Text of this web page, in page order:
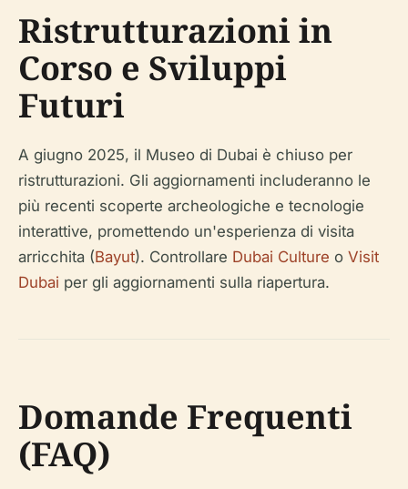
Ristrutturazioni in
Corso e Sviluppi
Futuri
A giugno 2025, il Museo di Dubai è chiuso per
ristrutturazioni. Gli aggiornamenti includeranno le
più recenti scoperte archeologiche e tecnologie
interattive, promettendo un'esperienza di visita
arricchita (Bayut). Controllare Dubai Culture o Visit
Dubai per gli aggiornamenti sulla riapertura.
Domande Frequenti
(FAQ)